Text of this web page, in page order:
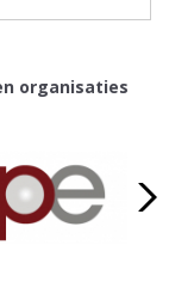
organisaties